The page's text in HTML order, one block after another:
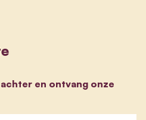
en ontvang onze